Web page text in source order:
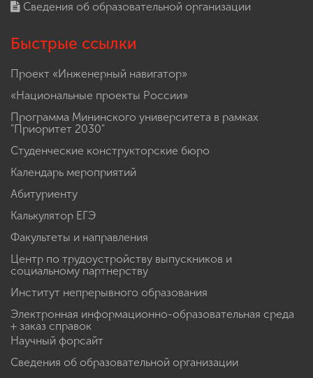
Сведения об образовательной организации
Быстрые ссылки
Проект «Инженерный навигатор»
«Национальные проекты России»
Программа Мининского университета в рамках
"Приоритет 2030"
Студенческие конструкторские бюро
Календарь мероприятий
Абитуриенту
Калькулятор ЕГЭ
Факультеты и направления
Центр по трудоустройству выпускников и
социальному партнерству
Институт непрерывного образования
Электронная информационно-образовательная среда
+ заказ справок
Научный форсайт
Сведения об образовательной организации